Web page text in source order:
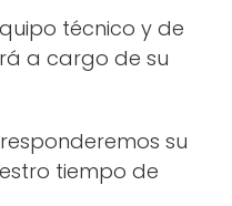
técnico y de
a cargo de su
su
tiempo de